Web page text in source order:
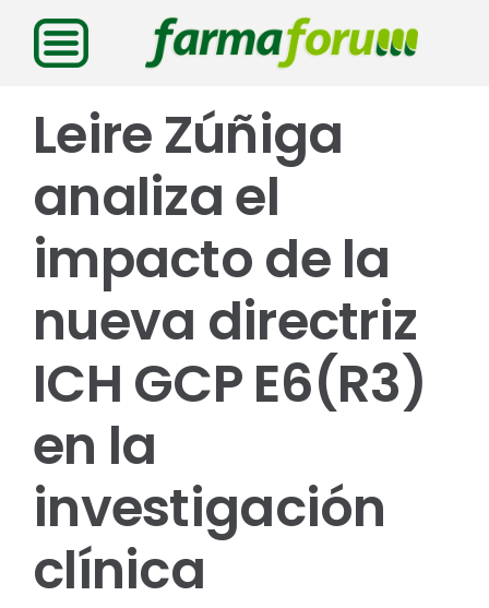
Saltar
contenido
Leire Zúñiga
analiza el
impacto de la
nueva directriz
ICH GCP E6(R3)
en la
investigación
clínica